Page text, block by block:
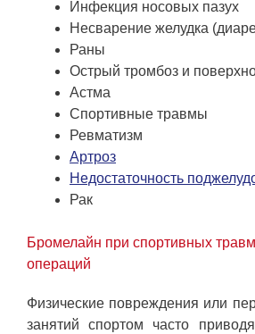
Инфекция носовых пазух
Несварение желудка
Раны
Острый тромбоз и
Астма
Спортивные травмы
Ревматизм
Артроз
Недостаточность
Рак
Бромелайн при спортивных
операций
Физические повреждения или
занятий спортом часто